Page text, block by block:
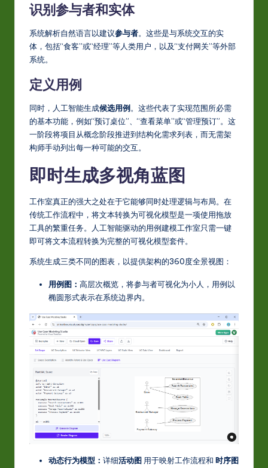
ft
w
In
o
ti
o
识别参与者和实体
系统解析自然语言以建议参与者。这些是与系统交互的实
体，包括“食客”或“经理”等人类用户，以及“支付网关”等外部
系统。
定义用例
同时，人工智能生成候选用例。这些代表了实现范围所必需
的基本功能，例如“预订桌位”、“查看菜单”或“管理预订”。这
一阶段将项目从概念阶段推进到结构化需求列表，而无需架
构师手动列出每一种可能的交互。
即时生成多视角蓝图
工作室真正的强大之处在于它能够同时处理逻辑与布局。在
传统工作流程中，将文本转换为可视化模型是一项使用拖放
工具的繁重任务。人工智能驱动的用例建模工作室只需一键
即可将文本流程转换为完整的可视化模型套件。
系统生成三类不同的图表，以提供架构的360度全景视图：
用例图： 高层次概览，将参与者可视化为小人，用例以
椭圆形式表示在系统边界内。
动态行为模型： 详细活动图 用于映射工作流程和 时序图